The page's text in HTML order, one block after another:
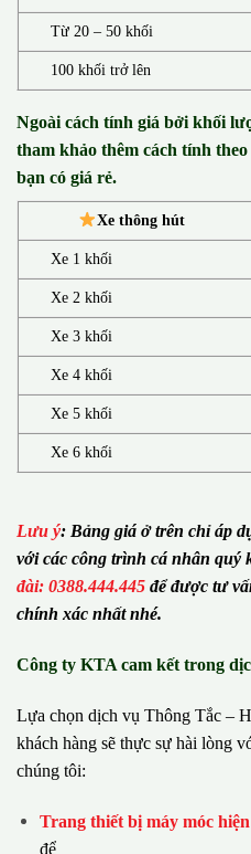
Từ 20 – 50 khối
100 khối trở lên
Ngoài cách tính giá bởi khối
tham khảo thêm cách tính
bạn có giá rẻ.
Xe thông hút
Xe 1 khối
Xe 2 khối
Xe 3 khối
Xe 4 khối
Xe 5 khối
Xe 6 khối
Lưu ý: Bảng giá ở trên chỉ áp
với các công trình cá nhân quý
đài: 0388.444.445 để được tư
chính xác nhất nhé.
Công ty KTA cam kết trong
Lựa chọn dịch vụ Thông Tắc –
khách hàng sẽ thực sự hài lòng
chúng tôi:
Trang thiết bị máy móc
để